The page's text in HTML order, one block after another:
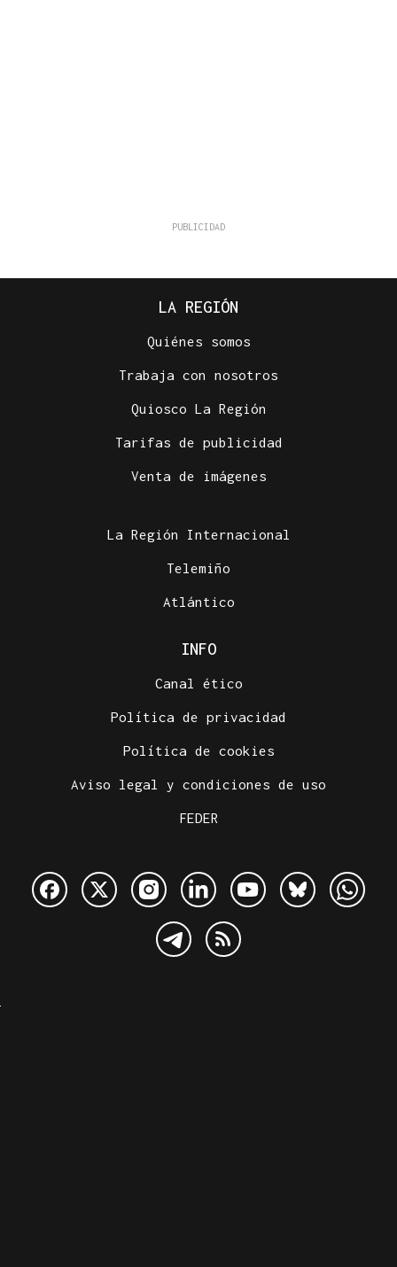
LA REGIÓN
Quiénes somos
Trabaja con nosotros
Quiosco La Región
Tarifas de publicidad
Venta de imágenes
La Región Internacional
Telemiño
Atlántico
INFO
Canal ético
Política de privacidad
Política de cookies
Aviso legal y condiciones de uso
FEDER